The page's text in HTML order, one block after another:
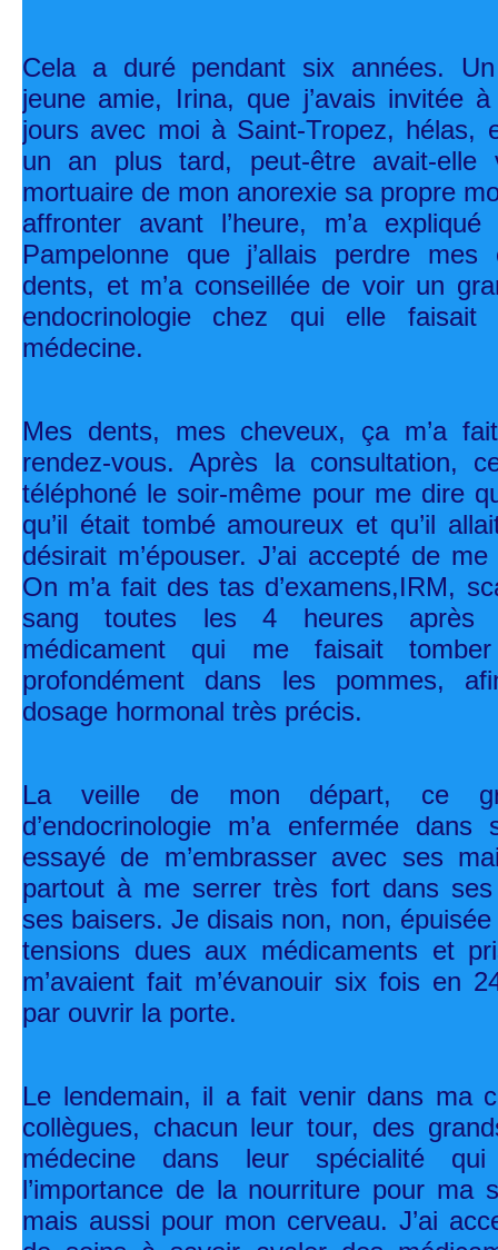
Cela a duré pendant six années.
jeune amie, Irina, que j’avais invitée
jours avec moi à Saint-Tropez, hélas,
un an plus tard, peut-être avait-
mortuaire de mon anorexie sa propre
affronter avant l’heure, m’a
Pampelonne que j’allais perdre
dents, et m’a conseillée de voir un
endocrinologie chez qui elle
médecine.
Mes dents, mes cheveux, ça m’a
rendez-vous. Après la consultation,
téléphoné le soir-même pour me dire
qu’il était tombé amoureux et qu’il
désirait m’épouser. J’ai accepté de
On m’a fait des tas d’examens,IRM,
sang toutes les 4 heures après
médicament qui me faisait
profondément dans les pommes,
dosage hormonal très précis.
La veille de mon départ, ce
d’endocrinologie m’a enfermée
essayé de m’embrasser avec ses
partout à me serrer très fort dans ses
ses baisers. Je disais non, non,
tensions dues aux médicaments et
m’avaient fait m’évanouir six fois en
par ouvrir la porte.
Le lendemain, il a fait venir dans ma
collègues, chacun leur tour, des
médecine dans leur spécialité qui
l’importance de la nourriture pour ma
mais aussi pour mon cerveau. J’ai